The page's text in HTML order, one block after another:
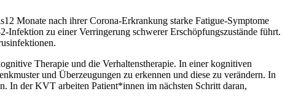
Monate nach ihrer Corona-Erkrankung starke Fatigue-Symptome
zu einer Verringerung schwerer Erschöpfungszustände führt.
Therapie und die Verhaltenstherapie. In einer kognitiven
und Überzeugungen zu erkennen und diese zu verändern. In
In der KVT arbeiten Patient*innen im nächsten Schritt daran,